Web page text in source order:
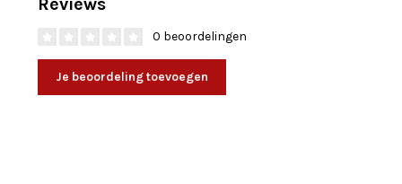
0 beoordelingen
Je beoordeling toevoegen